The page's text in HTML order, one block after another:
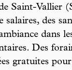
Saint-Vallier
salaires, des
dans
Des
gratuites